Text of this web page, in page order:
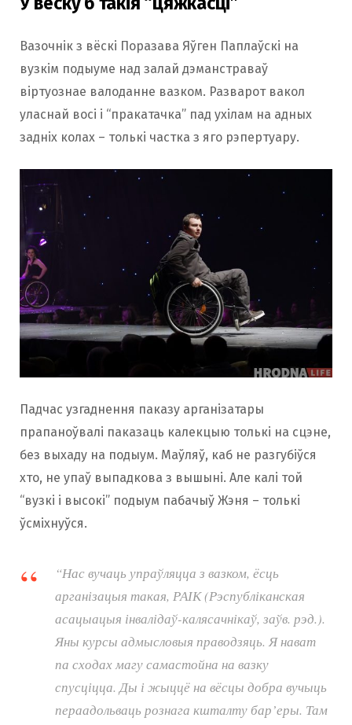
Вазочнік з вёскі Поразава Яўген Паплаўскі на
вузкім подыуме над залай дэманстраваў
віртуознае валоданне вазком. Разварот вакол
уласнай восі і “пракатачка” пад ухілам на адных
задніх колах – толькі частка з яго рэпертуару.
Падчас узгаднення паказу арганізатары
прапаноўвалі паказаць калекцыю толькі на сцэне,
без выхаду на подыум. Маўляў, каб не разгубіўся
хто, не упаў выпадкова з вышыні. Але калі той
“вузкі і высокі” подыум пабачыў Жэня – толькі
ўсміхнуўся.
“Нас вучаць упраўляцца з вазком, ёсць
арганізацыя такая, РАІК (Рэспубліканская
асацыацыя інвалідаў-калясачнікаў, заўв. рэд.).
Яны курсы адмысловыя праводзяць. Я нават
па сходах магу самастойна на вазку
спусціцца. Ды і жыццё на вёсцы добра вучыць
пераадольваць рознага кшталту бар’еры. Там